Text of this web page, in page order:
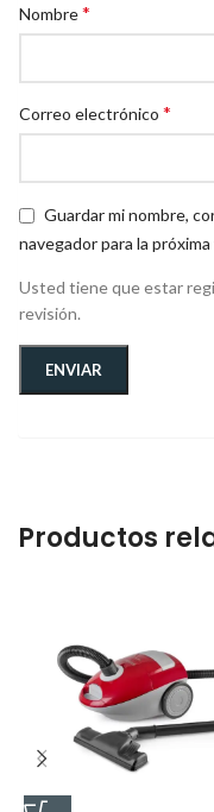
Nombre*
Correo electrónico *
Guardar mi nombre,
navegador para la
Usted tiene que estar
revisión.
Productos